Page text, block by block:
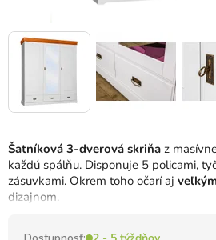
Šatníková 3-dverová skriňa z
každú spálňu. Disponuje 5 policami,
zásuvkami. Okrem toho očarí aj
dizajnom.